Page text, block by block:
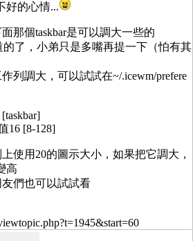
好的心情...
那個taskbar是可以調大一些的
了，小弟只是多嘴再提一下（怕有其
列調大，可以試試在~/.icewm/prefere
16 [8-128]
使用20的圖示大小，如果把它調大，
高
們也可以試試看